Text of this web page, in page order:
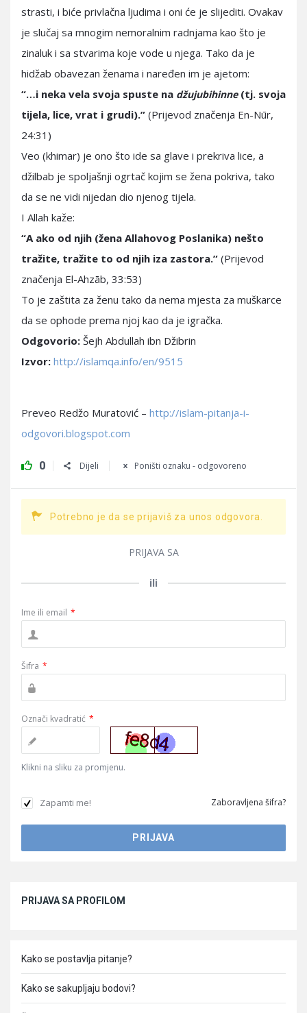
strasti, i biće privlačna ljudima i oni će je slijediti. Ovakav
je slučaj sa mnogim nemoralnim radnjama kao što je
zinaluk i sa stvarima koje vode u njega. Tako da je
hidžab obavezan ženama i naređen im je ajetom:
“…i neka vela svoja spuste na džujubihinne(tj. svoja
tijela, lice, vrat i grudi).” (Prijevod značenja En-Nūr,
24:31)
Veo (khimar) je ono što ide sa glave i prekriva lice, a
džilbab je spoljašnji ogrtač kojim se žena pokriva, tako
da se ne vidi nijedan dio njenog tijela.
I Allah kaže:
“A ako od njih (žena Allahovog Poslanika) nešto
tražite, tražite to od njih iza zastora.” (Prijevod
značenja El-Ahzāb, 33:53)
To je zaštita za ženu tako da nema mjesta za muškarce
da se ophode prema njoj kao da je igračka.
Odgovorio: Šejh Abdullah ibn Džibrin
Izvor: http://islamqa.info/en/9515
Preveo Redžo Muratović – http://islam-pitanja-i-
odgovori.blogspot.com
0 Dijeli Poništi oznaku - odgovoreno
Potrebno je da se prijaviš za unos odgovora.
PRIJAVA SA
ili
Ime ili email *
Šifra *
Označi kvadratić *
Klikni na sliku za promjenu.
Zapamti me! Zaboravljena šifra?
PRIJAVA SA PROFILOM
Kako se postavlja pitanje?
Kako se sakupljaju bodovi?